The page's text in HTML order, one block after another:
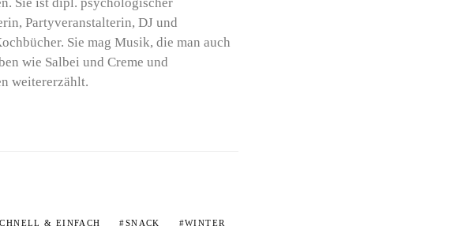
Sie ist dipl. psychologischer
Partyveranstalterin, DJ und
Sie mag Musik, die man auch
wie Salbei und Creme und
weitererzählt.
& EINFACH SNACK WINTER